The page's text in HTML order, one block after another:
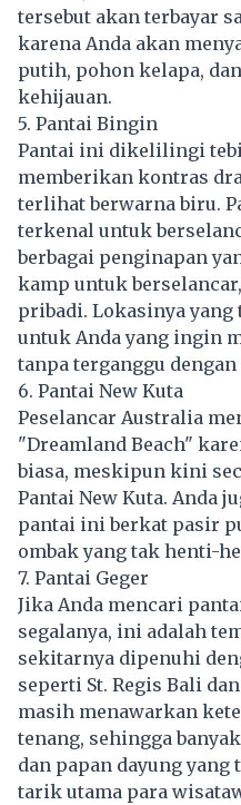
tersebut akan terbayar
karena Anda akan
putih, pohon kelapa,
kehijauan.
5. Pantai Bingin
Pantai ini dikelilingi
memberikan kontras
terlihat berwarna biru.
terkenal untuk
berbagai penginapan
kamp untuk
pribadi. Lokasinya
untuk Anda yang ingin
tanpa terganggu
6. Pantai New Kuta
Peselancar Australia
"Dreamland Beach"
biasa, meskipun kini
Pantai New Kuta. Anda
pantai ini berkat pasir
ombak yang tak henti-
7. Pantai Geger
Jika Anda mencari
segalanya, ini adalah
sekitarnya dipenuhi
seperti St. Regis Bali
masih menawarkan
tenang, sehingga
dan papan dayung yang
tarik utama para